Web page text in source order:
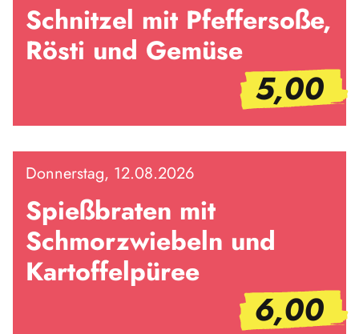
Schnitzel mit Pfeffersoße,
Rösti und Gemüse
5,00
Donnerstag, 12.08.2026
Spießbraten mit
Schmorzwiebeln und
Kartoffelpüree
6,00